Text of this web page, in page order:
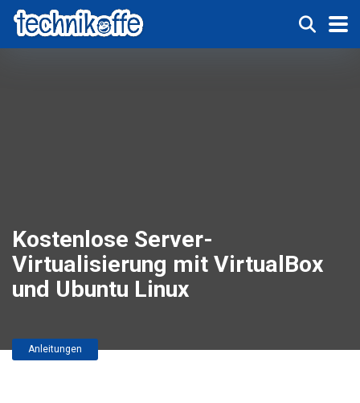
Kostenlose Server-
Virtualisierung mit VirtualBox
und Ubuntu Linux
Anleitungen